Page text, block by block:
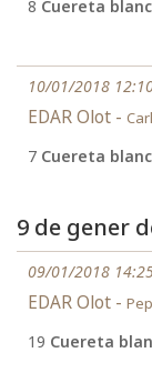
8 Cuereta
10/01/2018
EDAR Olot -
7 Cuereta
9 de gener
09/01/2018
EDAR Olot -
19 Cuereta